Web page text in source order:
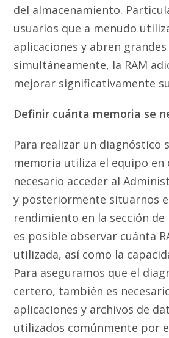
del almacenamiento.
usuarios que a menudo
aplicaciones y abren
simultáneamente, la RAM
mejorar significativamente
Definir cuánta memoria se
Para realizar un diagnóstico
memoria utiliza el equipo en
necesario acceder al
y posteriormente situarnos
rendimiento en la sección
es posible observar cuánta
utilizada, así como la
Para aseguramos que el
certero, también es
aplicaciones y archivos de
utilizados comúnmente por